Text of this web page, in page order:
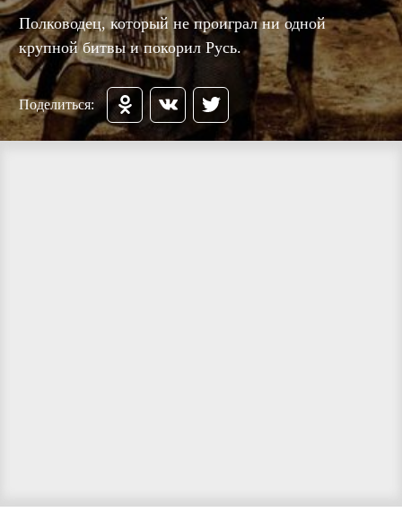
Полководец, который не проиграл ни одной
крупной битвы и покорил Русь.
Поделиться: